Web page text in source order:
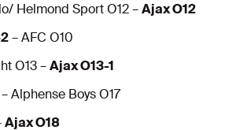
Helmond Sport O12 –Ajax O12
– AFC O10
O13 –Ajax O13-1
– Alphense Boys O17
Ajax O18